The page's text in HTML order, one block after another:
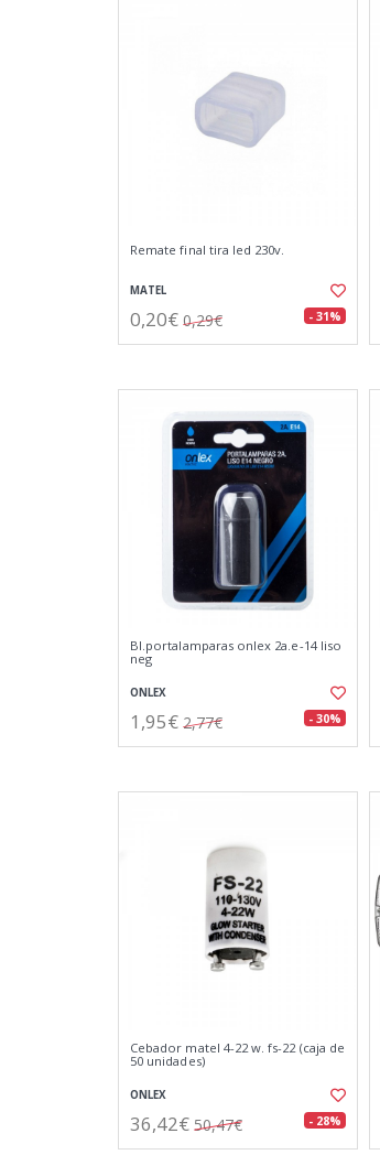
Remate final tira led 230v.
MATEL
0,20€ 0,29€ - 31%
Bl.portalamparas onlex 2a.e-14 liso
neg
ONLEX
1,95€ 2,77€ - 30%
Cebador matel 4-22 w. fs-22 (caja de
50 unidades)
ONLEX
36,42€ 50,47€ - 28%